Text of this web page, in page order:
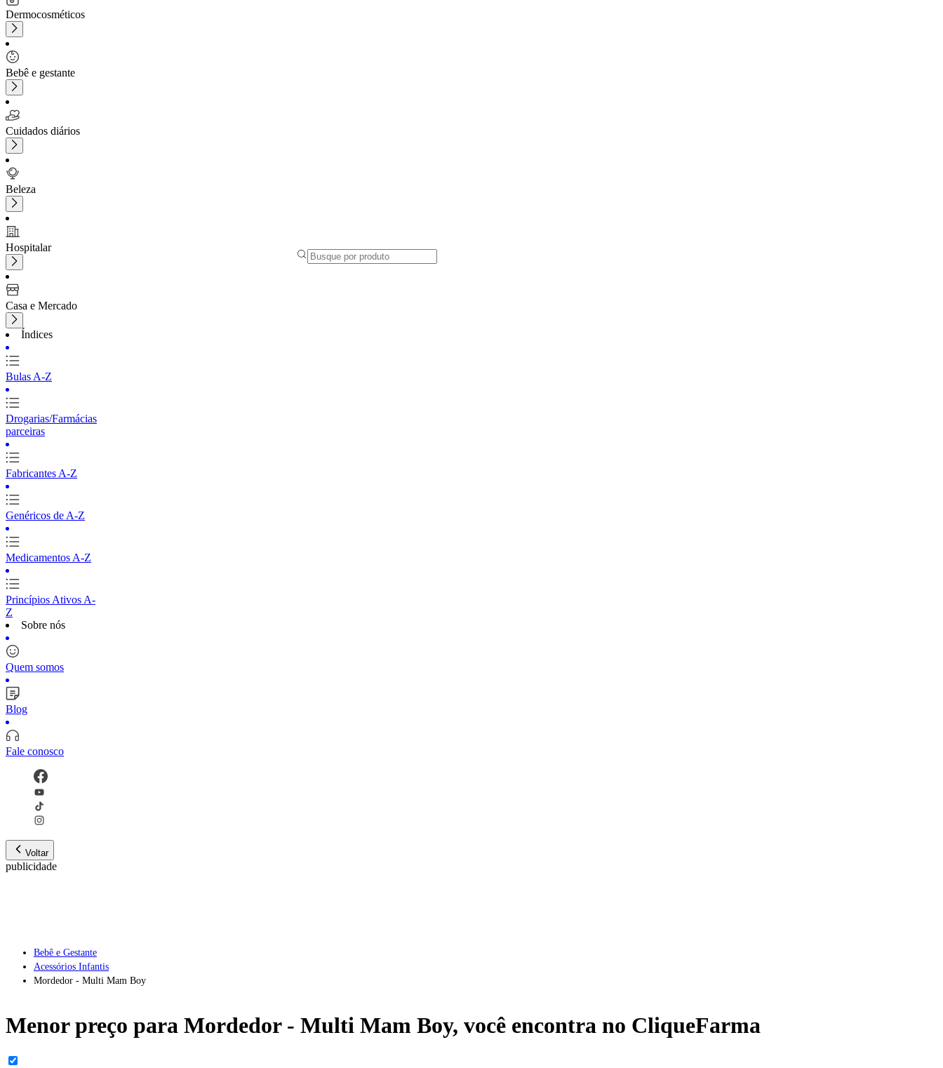
Dermocosméticos
Bebê e gestante
Cuidados diários
Beleza
Hospitalar
Casa e Mercado
Índices
Bulas A-Z
Drogarias/Farmácias
parceiras
Fabricantes A-Z
Genéricos de A-Z
Medicamentos A-Z
Princípios Ativos A-
Z
Sobre nós
Quem somos
Blog
Fale conosco
Voltar
publicidade
Bebê e Gestante
Acessórios Infantis
Mordedor - Multi Mam Boy
Menor preço para Mordedor - Multi Mam Boy, você encontra no CliqueFarma